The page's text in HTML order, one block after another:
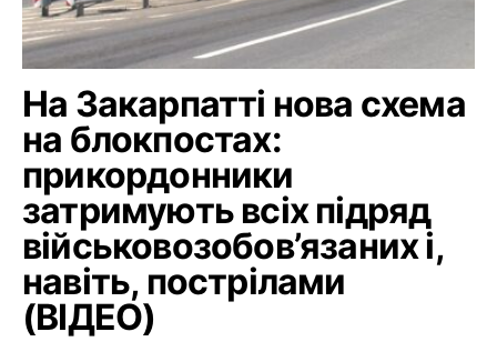
На Закарпатті нова схема
на блокпостах:
прикордонники
затримують всіх підряд
військовозобов’язаних і,
навіть, пострілами
(ВІДЕО)